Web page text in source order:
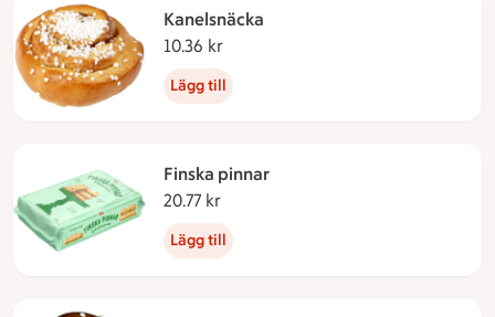
Kanelsnäcka
10.36 kr
Lägg till
Finska pinnar
20.77 kr
Lägg till